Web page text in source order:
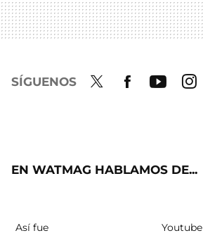
SÍGUENOS
EN WATMAG HABLAMOS DE...
Así fue Youtube